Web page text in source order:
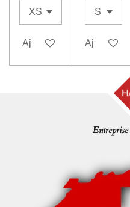
Ajouter au panierAjouter au